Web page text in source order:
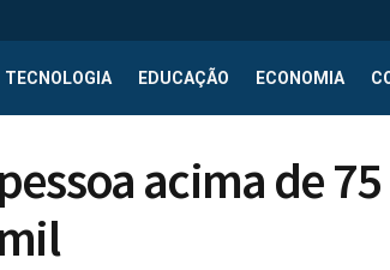
TECNOLOGIA EDUCAÇÃO ECONOMIA
acima de 75